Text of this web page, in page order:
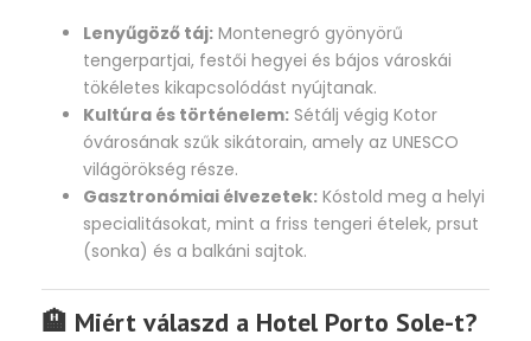
Lenyűgöző táj: Montenegró gyönyörű
tengerpartjai, festői hegyei és bájos városkái
tökéletes kikapcsolódást nyújtanak.
Kultúra és történelem: Sétálj végig Kotor
óvárosának szűk sikátorain, amely az UNESCO
világörökség része.
Gasztronómiai élvezetek: Kóstold meg a helyi
specialitásokat, mint a friss tengeri ételek, prsut
(sonka) és a balkáni sajtok.
🏨 Miért válaszd a Hotel Porto Sole-t?